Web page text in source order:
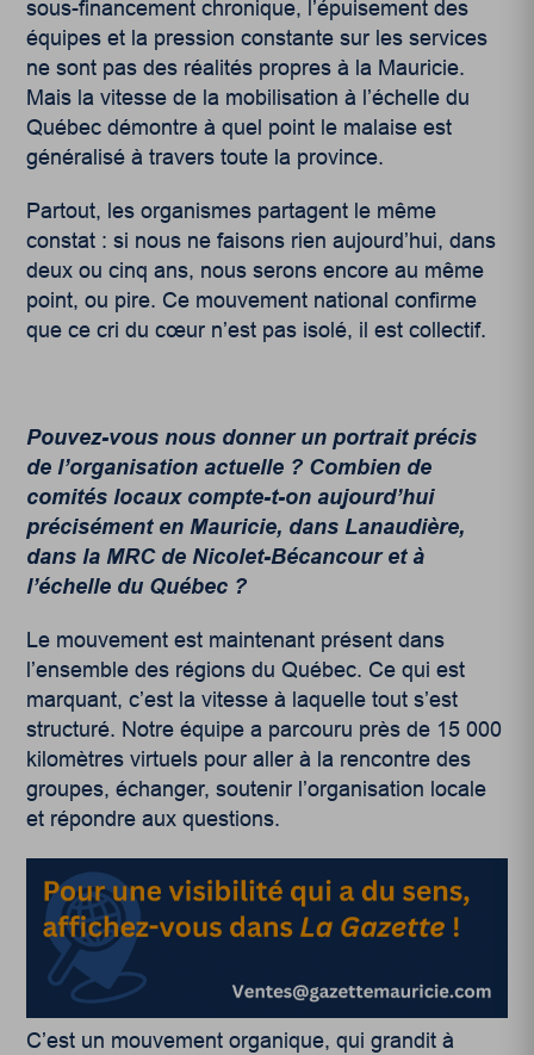
sous-financement chronique, l’épuisement des
équipes et la pression constante sur les services
ne sont pas des réalités propres à la Mauricie.
Mais la vitesse de la mobilisation à l’échelle du
Québec démontre à quel point le malaise est
généralisé à travers toute la province.
Partout, les organismes partagent le même
constat : si nous ne faisons rien aujourd’hui, dans
deux ou cinq ans, nous serons encore au même
point, ou pire. Ce mouvement national confirme
que ce cri du cœur n’est pas isolé, il est collectif.
Pouvez-vous nous donner un portrait précis
de l’organisation actuelle ? Combien de
comités locaux compte-t-on aujourd’hui
précisément en Mauricie, dans Lanaudière,
dans la MRC de Nicolet-Bécancour et à
l’échelle du Québec ?
Le mouvement est maintenant présent dans
l’ensemble des régions du Québec. Ce qui est
marquant, c’est la vitesse à laquelle tout s’est
structuré. Notre équipe a parcouru près de 15 000
kilomètres virtuels pour aller à la rencontre des
groupes, échanger, soutenir l’organisation locale
et répondre aux questions.
C’est un mouvement organique, qui grandit à